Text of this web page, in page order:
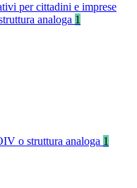
per cittadini e imprese
analoga 1
o struttura analoga 1